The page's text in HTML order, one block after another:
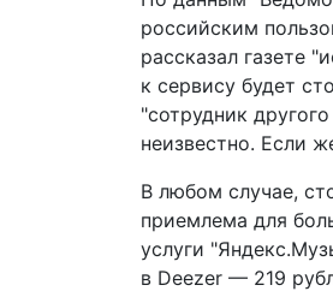
российским
рассказал газете
к сервису будет
"сотрудник
неизвестно. Если
В любом случае,
приемлема для
услуги
в Deezer — 219